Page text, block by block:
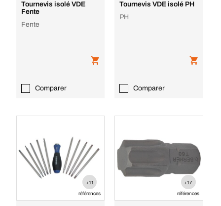
Tournevis isolé VDE
Fente
Fente
Comparer
Tournevis VDE isolé PH
PH
Comparer
+11
références
+17
références